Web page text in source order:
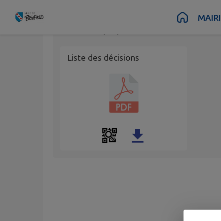
Contenu Pied de page
Liste des décisions